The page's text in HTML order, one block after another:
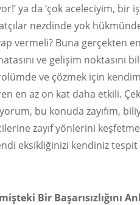
ya da ‘çok aceleciyim,
nezdinde yok
vermeli? Buna gerçekten
ve gelişim noktasını
ve çözmek için
en az on kat daha etkili.
bu konuda zayıfım,
zayıf yönlerini
eksikliğinizi kendiniz tespit
Bir Başarısızlığını